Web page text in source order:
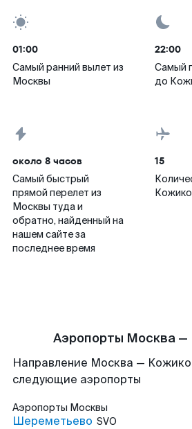
01:00
Самый ранний вылет из
Москвы
22:00
Самый
до
около 8 часов
Самый быстрый
прямой перелет из
Москвы туда и
обратно, найденный на
нашем сайте за
последнее время
15
Аэропорты Москва
Направление Москва —
следующие аэропорты
Аэропорты Москвы
Шереметьево SVO